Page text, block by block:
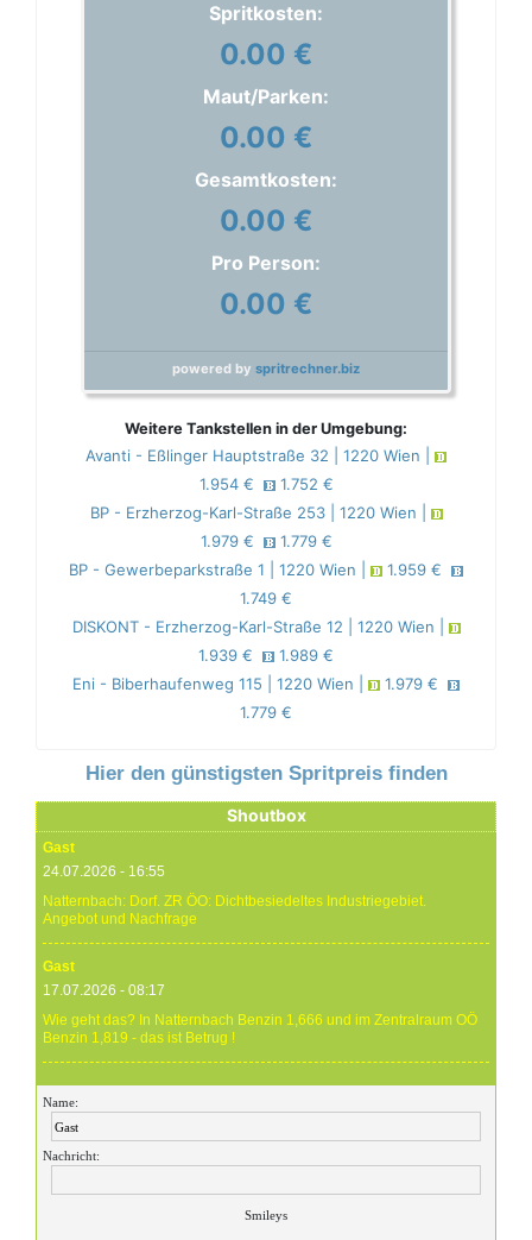
Spritkosten:
0.00 €
Maut/Parken:
0.00 €
Gesamtkosten:
0.00 €
Pro Person:
0.00 €
powered by spritrechner.biz
Weitere Tankstellen in der Umgebung:
Avanti - Eßlinger Hauptstraße 32 | 1220 Wien |
1.954 €
1.752 €
BP - Erzherzog-Karl-Straße 253 | 1220 Wien |
1.979 €
1.779 €
BP - Gewerbeparkstraße 1 | 1220 Wien |
1.959 €
1.749 €
DISKONT - Erzherzog-Karl-Straße 12 | 1220 Wien |
1.939 €
1.989 €
Eni - Biberhaufenweg 115 | 1220 Wien |
1.979 €
1.779 €
Hier den günstigsten Spritpreis finden
Shoutbox
Gast
24.07.2026 - 16:55
Natternbach: Dorf. ZR ÖO: Dichtbesiedeltes Industriegebiet.
Angebot und Nachfrage
Gast
17.07.2026 - 08:17
Wie geht das? In Natternbach Benzin 1,666 und im Zentralraum OÖ
Benzin 1,819 - das ist Betrug !
Gast
17.07.2026 - 07:05
Eure Preise eher Märchenstunde :-) Vorort nix zu sehen !
Name:
Nachricht:
Smileys